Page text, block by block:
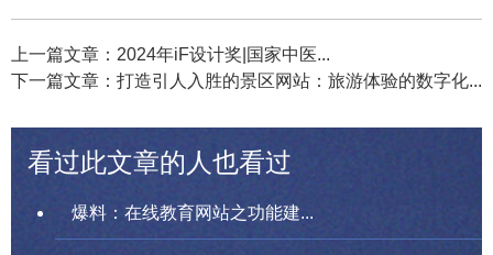
上一篇文章：2024年iF设计奖|国家中医...
下一篇文章：打造引人入胜的景区网站：旅游体验的数字化...
看过此文章的人也看过
爆料：在线教育网站之功能建...